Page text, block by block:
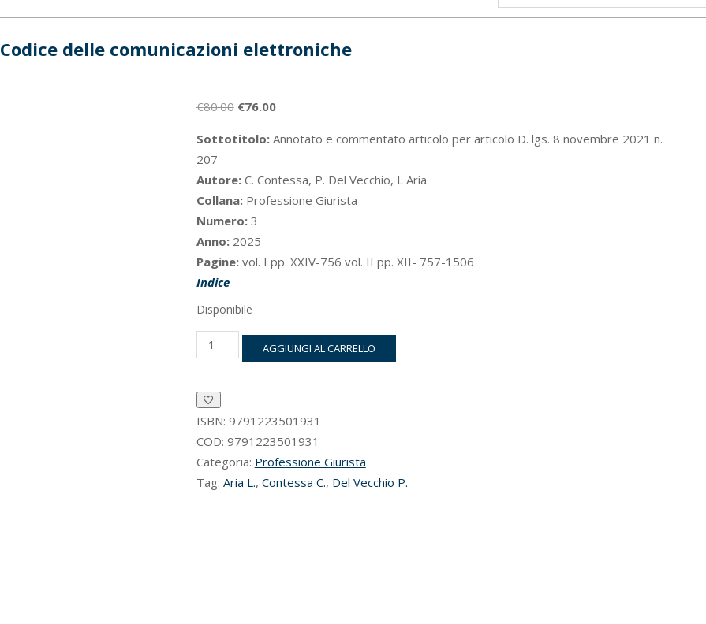
Codice delle comunicazioni elettroniche
€80.00 Il
originale
€80.00.
€76.00Il
attuale
€76.00.
Sottotitolo: Annotato e commentato articolo per articolo D. lgs. 8 novembre 2021 n.
207
Autore:C. Contessa, P. Del Vecchio, L Aria
Collana:Professione Giurista
Numero:3
Anno:2025
Pagine:vol. I pp. XXIV-756 vol. II pp. XII- 757-1506
Indice
Disponibile
Codice
delle
quantità
AGGIUNGI AL CARRELLO
ISBN: 9791223501931
COD: 9791223501931
Categoria: Professione Giurista
Tag: Aria L., Contessa C., Del Vecchio P.